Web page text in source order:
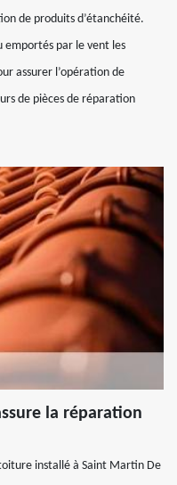
de produits d’étanchéité.
emportés par le vent les
assurer l’opération de
de pièces de réparation
la réparation
installé à Saint Martin De